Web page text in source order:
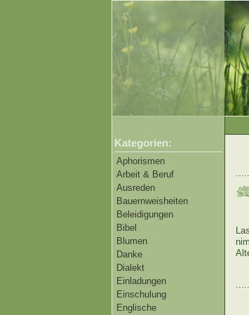
Kategorien:
Aphorismen
Arbeit & Beruf
Ausreden
Bauernweisheiten
Beleidigungen
Bibel
Blumen
Danke
Dialekt
Einladungen
Einschulung
Englische